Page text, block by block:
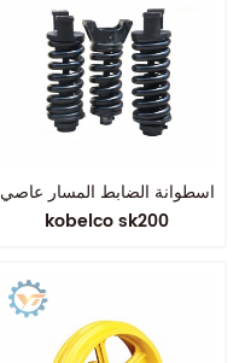
اسطوانة الضابط المسار عاصي
kobelco sk200